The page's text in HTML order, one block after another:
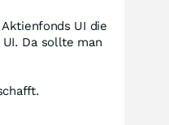
UI die
Da sollte man